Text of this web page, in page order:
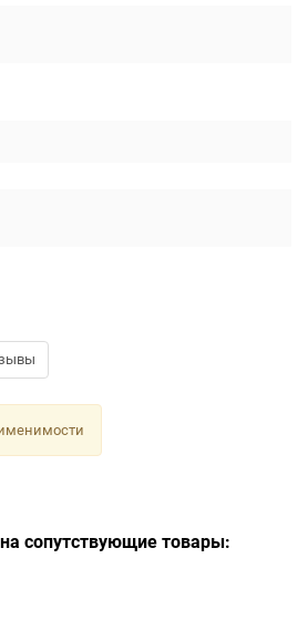
сопутствующие товары: